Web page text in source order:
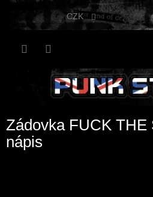
Přejít
CZK
Zádovka FUCK THE
nápis